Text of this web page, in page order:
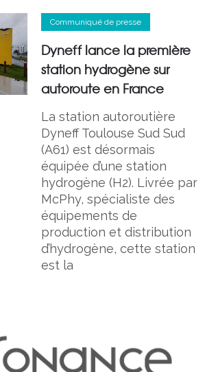
Communiqué de presse
Dyneff lance la première
station hydrogène sur
autoroute en France
La station autoroutière
Dyneff Toulouse Sud Sud
(A61) est désormais
équipée d’une station
hydrogène (H2). Livrée par
McPhy, spécialiste des
équipements de
production et distribution
d’hydrogène, cette station
est la